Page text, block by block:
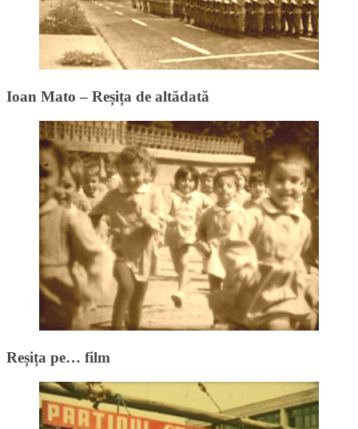
Ioan Mato – Reșița de altădată
Reșița pe… film